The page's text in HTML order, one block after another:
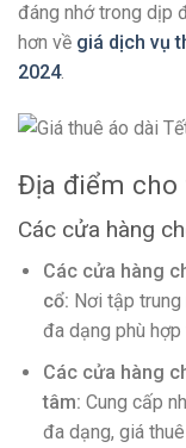
đáng nhớ trong dịp
hơn về giá dịch vụ
2024.
Địa điểm cho
Các cửa hàng
Các cửa hàng
cổ: Nơi tập trung
đa dạng phù
Các cửa hàng
tâm: Cung cấp
đa dạng, giá